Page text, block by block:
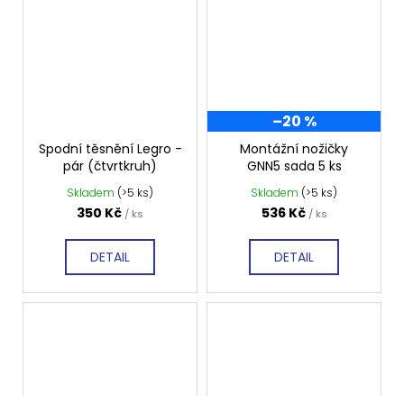
Spodní těsnění Legro -
pár (čtvrtkruh)
Skladem (>5 ks)
350 Kč / ks
DETAIL
–20 %
Montážní nožičky
GNN5 sada 5 ks
Skladem (>5 ks)
536 Kč / ks
DETAIL
SKLO,
GS5590B
Původně: